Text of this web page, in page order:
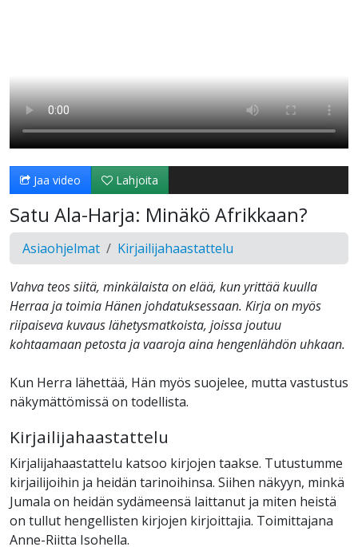
Jaa video Lahjoita
Satu Ala-Harja: Minäkö Afrikkaan?
Asiaohjelmat Kirjailijahaastattelu
Vahva teos siitä, minkälaista on elää, kun yrittää kuulla
Herraa ja toimia Hänen johdatuksessaan. Kirja on myös
riipaiseva kuvaus lähetysmatkoista, joissa joutuu
kohtaamaan petosta ja vaaroja aina hengenlähdön uhkaan.
Kun Herra lähettää, Hän myös suojelee, mutta vastustus
näkymättömissä on todellista.
Kirjailijahaastattelu
Kirjalijahaastattelu katsoo kirjojen taakse. Tutustumme
kirjailijoihin ja heidän tarinoihinsa. Siihen näkyyn, minkä
Jumala on heidän sydämeensä laittanut ja miten heistä
on tullut hengellisten kirjojen kirjoittajia. Toimittajana
Anne-Riitta Isohella.